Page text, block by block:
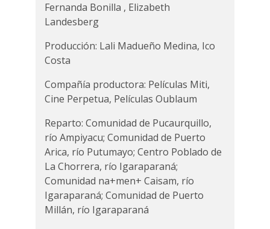
Fernanda Bonilla , Elizabeth
Landesberg
Producción: Lali Madueño Medina, Ico
Costa
Compañía productora: Películas Miti,
Cine Perpetua, Películas Oublaum
Reparto: Comunidad de Pucaurquillo,
río Ampiyacu; Comunidad de Puerto
Arica, río Putumayo; Centro Poblado de
La Chorrera, río Igaraparaná;
Comunidad na+men+ Caisam, río
Igaraparaná; Comunidad de Puerto
Millán, río Igaraparaná